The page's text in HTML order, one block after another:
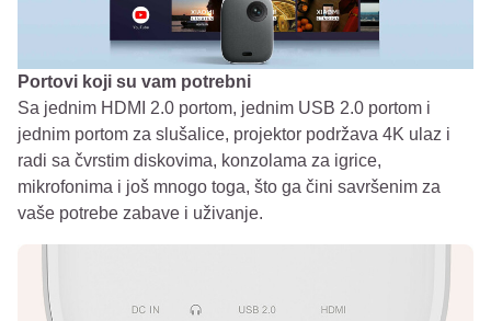
Portovi koji su vam potrebni
Sa jednim HDMI 2.0 portom, jednim USB 2.0 portom i
jednim portom za slušalice, projektor podržava 4K ulaz i
radi sa čvrstim diskovima, konzolama za igrice,
mikrofonima i još mnogo toga, što ga čini savršenim za
vaše potrebe zabave i uživanje.